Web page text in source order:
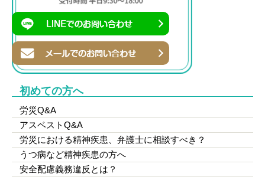
初めての方へ
労災Q&A
アスベストQ&A
労災における精神疾患、弁護士に相談すべき？
うつ病など精神疾患の方へ
安全配慮義務違反とは？